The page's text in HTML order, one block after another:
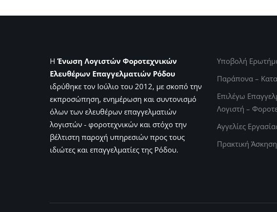
Η Ένωση Λογιστών Φοροτεχνικών
Ελευθέρων Επαγγελματιών Ρόδου
ιδρύθηκε τον Ιούλιο του 2012, με σκοπό την
εκπροσώπηση, ενημέρωση και συντονισμό
όλων των ελευθέρων επαγγελματιών
λογιστών - φοροτεχνικών και στόχο την
βέλτιστη παροχή υπηρεσιών προς τους
ιδιώτες και επαγγελματίες της Ρόδου.
Υποβολή
Παράπονα –
Επιλέγω
Λογιστή –
Αγγελίες
Πρακτική Άσκηση